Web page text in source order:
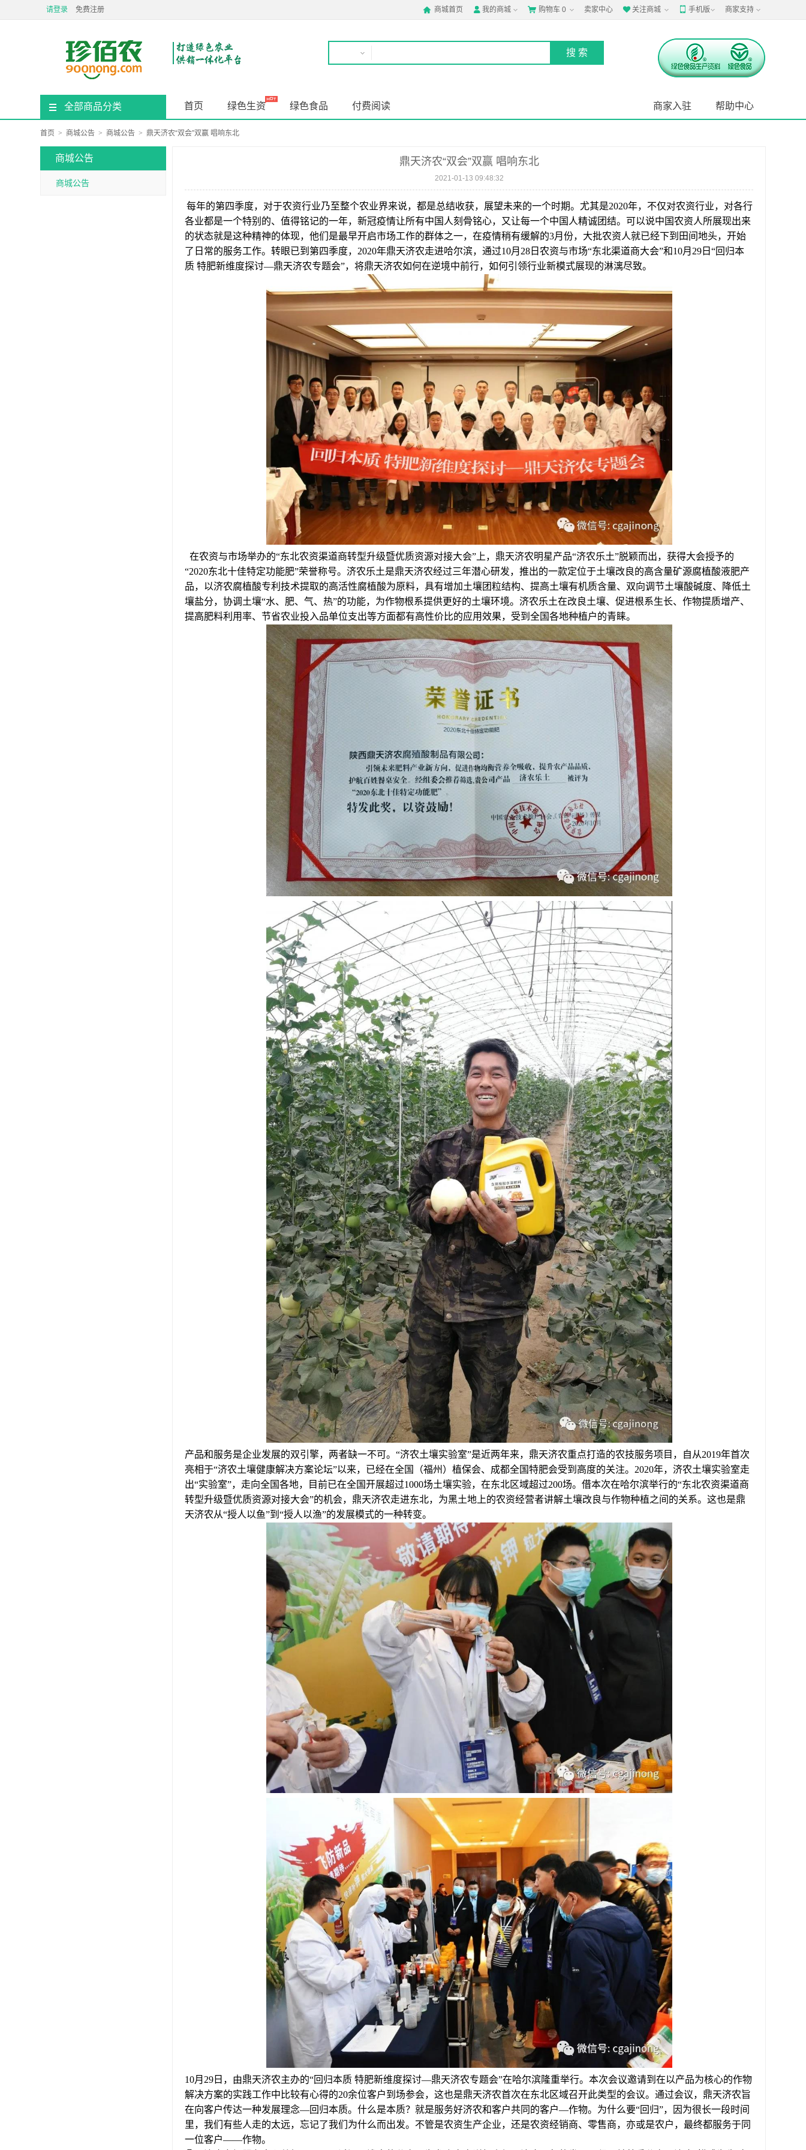
请登录 免费注册  商城首页  我的商城  购物车 0 卖家中心 关注商城 手机版 商家支持
全部商品分类 首页 绿色生资 绿色食品 帮助中心
商家入驻
付费阅读
首页 > 商城公告 > 商城公告 > 鼎天济农“双会”双赢 唱响东北
商城公告
商城公告
鼎天济农“双会”双赢 唱响东北
2021-01-13 09:48:32
每年的第四季度，对于农资行业乃至整个农业界来说，都是总结收获，展望未来的一个时期。尤其是2020年，不仅对农资行业，对各行
各业都是一个特别的、值得铭记的一年，新冠疫情让所有中国人刻骨铭心，又让每一个中国人精诚团结。可以说中国农资人所展现出来
的状态就是这种精神的体现，他们是最早开启市场工作的群体之一，在疫情稍有缓解的3月份，大批农资人就已经下到田间地头，开始
了日常的服务工作。转眼已到第四季度，2020年鼎天济农走进哈尔滨，通过10月28日农资与市场“东北渠道商大会”和10月29日“回归本
质 特肥新维度探讨—鼎天济农专题会”，将鼎天济农如何在逆境中前行，如何引领行业新模式展现的淋漓尽致。
在农资与市场举办的“东北农资渠道商转型升级暨优质资源对接大会”上，鼎天济农明星产品“济农乐土”脱颖而出，获得大会授予的
“2020东北十佳特定功能肥”荣誉称号。济农乐土是鼎天济农经过三年潜心研发，推出的一款定位于土壤改良的高含量矿源腐植酸液肥产
品，以济农腐植酸专利技术提取的高活性腐植酸为原料，具有增加土壤团粒结构、提高土壤有机质含量、双向调节土壤酸碱度、降低土
壤盐分，协调土壤“水、肥、气、热”的功能，为作物根系提供更好的土壤环境。济农乐土在改良土壤、促进根系生长、作物提质增产、
提高肥料利用率、节省农业投入品单位支出等方面都有高性价比的应用效果，受到全国各地种植户的青睐。
产品和服务是企业发展的双引擎，两者缺一不可。“济农土壤实验室”是近两年来，鼎天济农重点打造的农技服务项目，自从2019年首次
亮相于“济农土壤健康解决方案论坛”以来，已经在全国（福州）植保会、成都全国特肥会受到高度的关注。2020年，济农土壤实验室走
出“实验室”，走向全国各地，目前已在全国开展超过1000场土壤实验，在东北区域超过200场。借本次在哈尔滨举行的“东北农资渠道商
转型升级暨优质资源对接大会”的机会，鼎天济农走进东北，为黑土地上的农资经营者讲解土壤改良与作物种植之间的关系。这也是鼎
天济农从“授人以鱼”到“授人以渔”的发展模式的一种转变。
10月29日，由鼎天济农主办的“回归本质 特肥新维度探讨—鼎天济农专题会”在哈尔滨隆重举行。本次会议邀请到在以产品为核心的作物
解决方案的实践工作中比较有心得的20余位客户到场参会，这也是鼎天济农首次在东北区域召开此类型的会议。通过会议，鼎天济农旨
在向客户传达一种发展理念—回归本质。什么是本质？就是服务好济农和客户共同的客户—作物。为什么要“回归”，因为很长一段时间
里，我们有些人走的太远，忘记了我们为什么而出发。不管是农资生产企业，还是农资经销商、零售商，亦或是农户，最终都服务于同
一位客户——作物。